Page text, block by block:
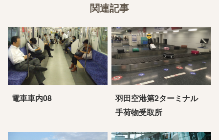
関連記事
電車車内08
羽田空港第2ターミナル
手荷物受取所